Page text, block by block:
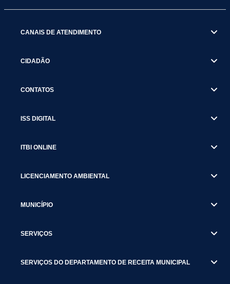
CANAIS DE ATENDIMENTO
CIDADÃO
CONTATOS
ISS DIGITAL
ITBI ONLINE
LICENCIAMENTO AMBIENTAL
MUNICÍPIO
SERVIÇOS
SERVIÇOS DO DEPARTAMENTO DE RECEITA MUNICIPAL